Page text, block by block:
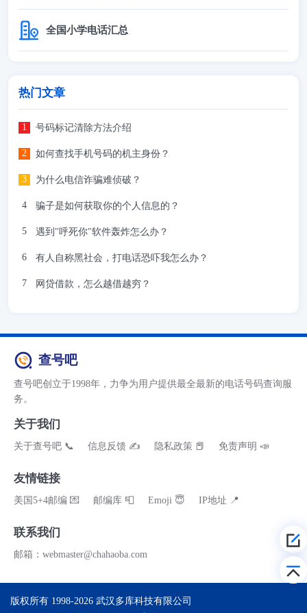
全国小学电话汇总
热门文章
号码标记清除方法介绍
如何查找手机号码的机主身份？
为什么电信诈骗难侦破？
骗子是如何获取你的个人信息的？
遇到"呼死你"软件轰炸怎么办？
有人自称黑社会，打电话恐吓我怎么办？
网贷借款，怎么越借越穷？
查号吧
查号吧创立于1998年，力争为用户提供最全最新的电话号码查询服
务。
关于我们
关于查号吧 📞 信息反馈 ✍ 隐私政策 📕 免责声明 📣
友情链接
美国5+4邮编 💌 邮编库 📮 Emoji 😇 IP地址 📍
联系我们
邮箱：webmaster@chahaoba.com
版权所有 1998-2026 武汉多库科技有限公司